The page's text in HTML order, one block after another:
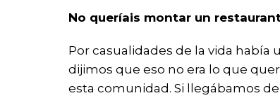
No queríais montar un
Por casualidades de la vida
dijimos que eso no era lo que
esta comunidad. Si llegábamos